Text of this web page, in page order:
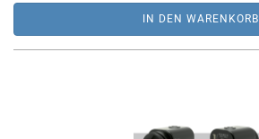
IN DEN WARENKORB